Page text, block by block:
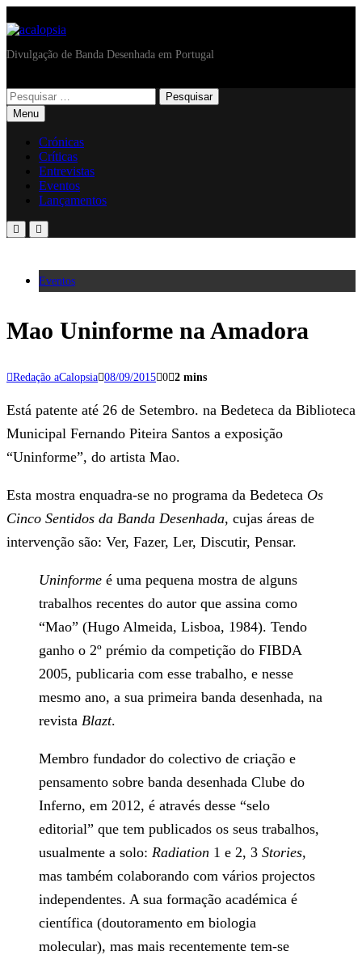
acalopsia
Divulgação de Banda Desenhada em Portugal
Menu
Crónicas
Críticas
Entrevistas
Eventos
Lançamentos
Eventos
Mao Uninforme na Amadora
Redação aCalopsia 08/09/2015 0 2 mins
Está patente até 26 de Setembro. na Bedeteca da Biblioteca
Municipal Fernando Piteira Santos a exposição
“Uninforme”, do artista Mao.
Esta mostra enquadra-se no programa da Bedeteca Os
Cinco Sentidos da Banda Desenhada, cujas áreas de
intervenção são: Ver, Fazer, Ler, Discutir, Pensar.
Uninforme é uma pequena mostra de alguns
trabalhos recentes do autor que assina como
“Mao” (Hugo Almeida, Lisboa, 1984). Tendo
ganho o 2º prémio da competição do FIBDA
2005, publicaria com esse trabalho, e nesse
mesmo ano, a sua primeira banda desenhada, na
revista Blazt.
Membro fundador do colectivo de criação e
pensamento sobre banda desenhada Clube do
Inferno, em 2012, é através desse “selo
editorial” que tem publicados os seus trabalhos,
usualmente a solo: Radiation 1 e 2, 3 Stories,
mas também colaborando com vários projectos
independentes. A sua formação académica é
científica (doutoramento em biologia
molecular), mas mais recentemente tem-se